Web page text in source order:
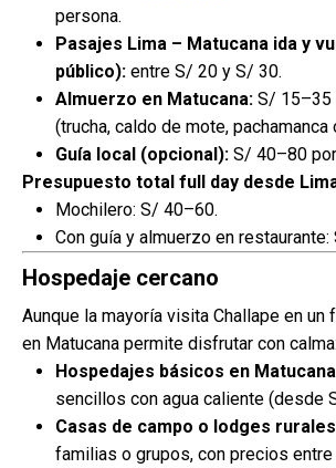
persona.
Pasajes Lima – Matucana ida y
público): entre S/ 20 y S/ 30.
Almuerzo en Matucana: S/ 15–35
(trucha, caldo de mote, pachamanca
Guía local (opcional): S/ 40–80
Presupuesto total full day desde
Mochilero: S/ 40–60.
Con guía y almuerzo en
Hospedaje cercano
Aunque la mayoría visita Challape en un
en Matucana permite disfrutar con calma:
Hospedajes básicos en
sencillos con agua caliente (desde
Casas de campo o lodges
familias o grupos, con precios